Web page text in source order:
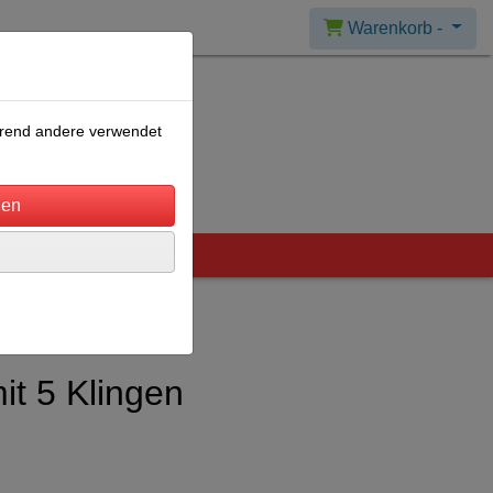
Warenkorb -
5 Klingen
andere verwendet